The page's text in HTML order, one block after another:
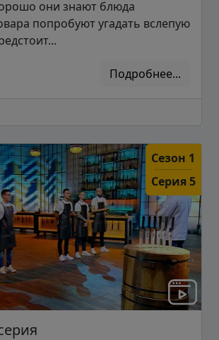
они знают блюда
попробуют угадать вслепую
Подробнее...
Сезон 1
Серия 5